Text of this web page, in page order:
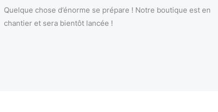
Quelque chose d’énorme se prépare ! Notre boutique est en
chantier et sera bientôt lancée !